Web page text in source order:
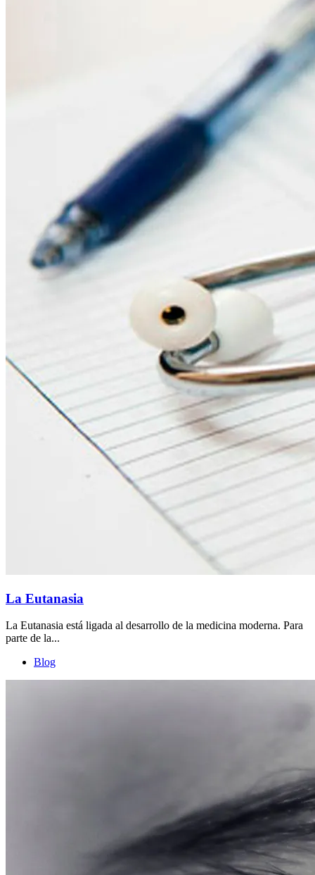
La Eutanasia
La Eutanasia está ligada al desarrollo de la medicina moderna. Para
parte de la...
Blog